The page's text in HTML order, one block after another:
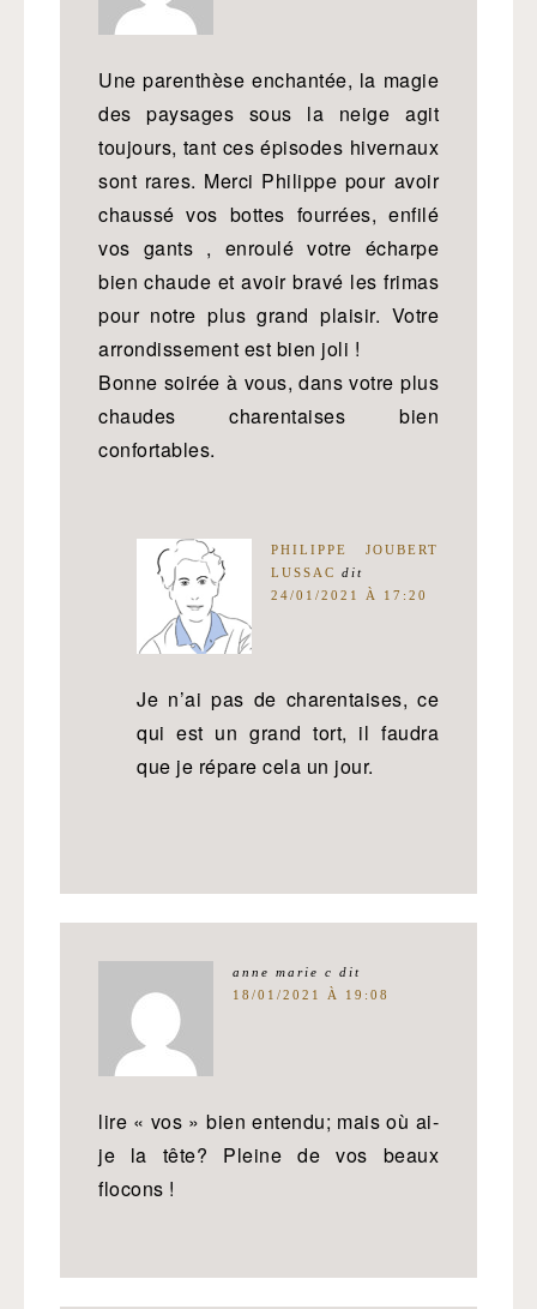
Une parenthèse enchantée, la magie
des paysages sous la neige agit
toujours, tant ces épisodes hivernaux
sont rares. Merci Philippe pour avoir
chaussé vos bottes fourrées, enfilé
vos gants , enroulé votre écharpe
bien chaude et avoir bravé les frimas
pour notre plus grand plaisir. Votre
arrondissement est bien joli !
Bonne soirée à vous, dans votre plus
chaudes charentaises bien
confortables.
PHILIPPE JOUBERT
LUSSAC dit
24/01/2021 À 17:20
Je n’ai pas de charentaises, ce
qui est un grand tort, il faudra
que je répare cela un jour.
anne marie c dit
18/01/2021 À 19:08
lire « vos » bien entendu; mais où ai-
je la tête? Pleine de vos beaux
flocons !